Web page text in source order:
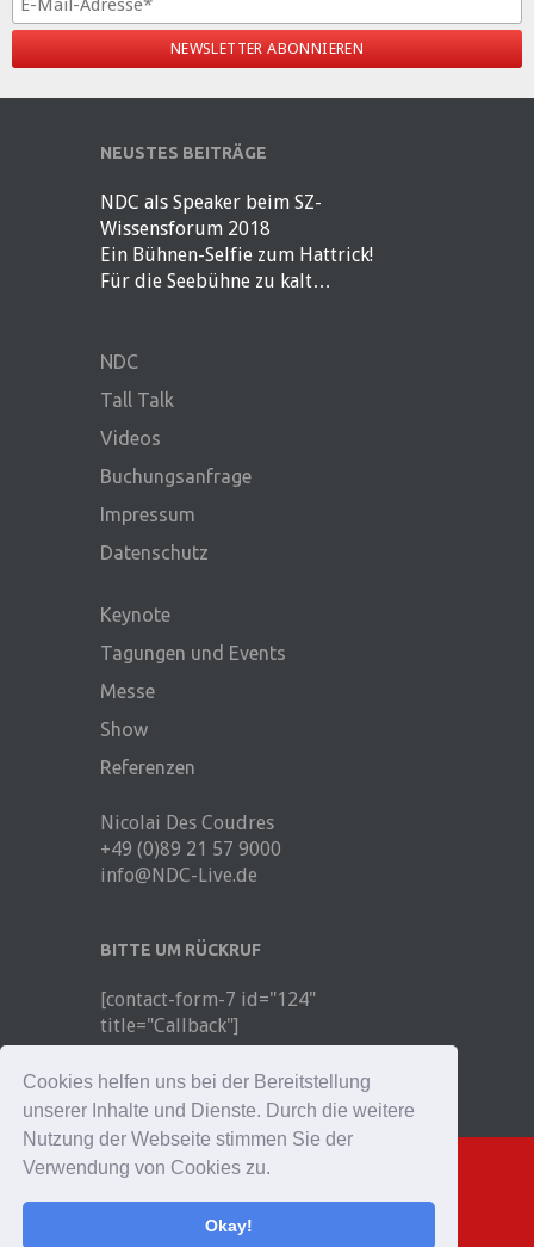
Cookies helfen uns bei der Bereitstellung
unserer Inhalte und Dienste. Durch die weitere
Nutzung der Webseite stimmen Sie der
Verwendung von Cookies zu.
Okay!
NEUSTES BEITRÄGE
NDC als Speaker beim SZ-
Wissensforum 2018
Ein Bühnen-Selfie zum Hattrick!
Für die Seebühne zu kalt…
NDC
Tall Talk
Videos
Buchungsanfrage
Impressum
Datenschutz
Keynote
Tagungen und Events
Messe
Show
Referenzen
Nicolai Des Coudres
+49 (0)89 21 57 9000
info@NDC-Live.de
BITTE UM RÜCKRUF
[contact-form-7 id="124"
title="Callback"]
© 2026, Nicolai Des Coudres